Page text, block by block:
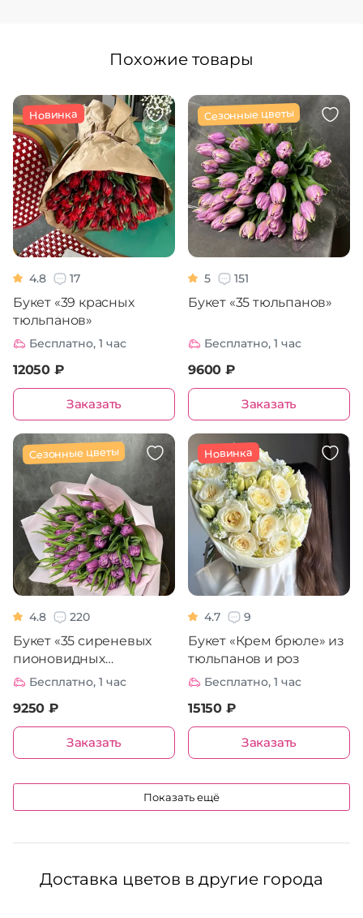
Похожие товары
Новинка
4.8 17
Букет «39 красных
тюльпанов»
Бесплатно, 1 час
12050 ₽
Заказать
Сезонные цветы
5 151
Букет «35 тюльпанов»
Бесплатно, 1 час
9600 ₽
Заказать
Сезонные цветы
4.8 220
Букет «35 сиреневых
пионовидных
тюльпана»
Бесплатно, 1 час
9250 ₽
Заказать
Новинка
4.7 9
Букет «Крем брюле» из
тюльпанов и роз
Бесплатно, 1 час
15150 ₽
Заказать
Показать ещё
Доставка цветов в другие города